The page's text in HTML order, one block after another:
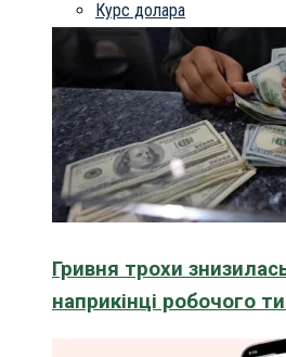
Курс долара
Гривня трохи
наприкінці робочого